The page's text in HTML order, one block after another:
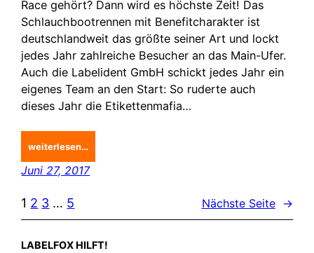
LABELFOX HILFT!
Race gehört? Dann wird es höchste Zeit! Das
Schlauchbootrennen mit Benefitcharakter ist
deutschlandweit das größte seiner Art und lockt
jedes Jahr zahlreiche Besucher an das Main-Ufer.
Auch die Labelident GmbH schickt jedes Jahr ein
eigenes Team an den Start: So ruderte auch
dieses Jahr die Etikettenmafia…
weiterlesen…
Juni 27, 2017
1 2 3 … 5 Nächste Seite →